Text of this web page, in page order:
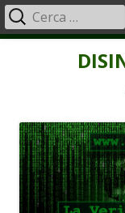
Menu
principale